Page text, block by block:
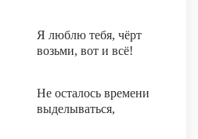
Я люблю тебя, чёрт
возьми, вот и всё!
Не осталось времени
выделываться,